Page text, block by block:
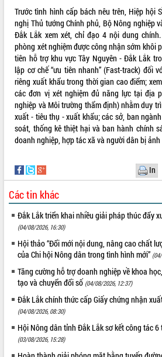
tại Nghĩa trang Liệt sĩ xã Sơn Hòa
Bàn giải pháp tháo gỡ khó khăn trong
xuất khẩu sầu riêng và triển khai quy
định EUDR
Thứ trưởng Bộ Nông nghiệp và Môi
trường Nguyễn Hoàng Hiệp khảo sát
vùng trồng và doanh nghiệp đóng gói
sầu riêng tại Đắk Lắk
Trình diễn nghệ thuật chế biến các
món ăn từ sầu riêng
Đắk Lắk công bố Quy hoạch và xúc
Ngành cá ngừ Đắk Lắk chủ động thích
ứng để giữ vững thị trường xuất khẩu
Diễn đàn Kinh tế tư nhân Việt Nam đột
Đề án 06 tạo bước ngoặt đột phá trong
cải cách hành chính tỉnh Đắk Lắk
Kết nối tour, đẩy mạnh chuyển đổi số
để phát triển du lịch Đắk Lắk
Khởi động Dự án Đầu tư xây dựng hạ
tầng kỹ thuật Cụm công nghiệp Tân
Tiến
Gặp mặt các cơ quan báo chí nhân Kỷ
niệm 101 năm Ngày Báo chí Cách
mạng Việt Nam
Đắk Lắk sơ kết 4 năm triển khai thực
LIÊN KẾT WEB
Hôm nay:
14916
Trước tình hình cấp bách nêu trên, Hiệp hội
nghị Thủ tướng Chính phủ, Bộ Nông nghiệp
Đắk Lắk xem xét, chỉ đạo 4 nội dung
phòng xét nghiệm được công nhận sớm khôi
tiên hỗ trợ khu vực Tây Nguyên - Đắk Lắk
lập cơ chế “ưu tiên nhanh” (Fast-track) đối
riêng xuất khẩu trong thời gian cao điểm;
các đơn vị xét nghiệm đủ năng lực tại địa
nghiệp và Môi trường thẩm định) nhằm duy
xuất - tiêu thụ - xuất khẩu; các sở, ban
soát, thống kê thiệt hại và ban hành chính
doanh nghiệp, hợp tác xã và người dân bị
In
Các tin khác
Đắk Lắk triển khai nhiều giải pháp thúc đẩy
(04/08/2026, 16:30)
Hội thảo “Đổi mới nội dung, nâng cao chất
của Chi hội Nông dân trong tình hình mới”
Tăng cường hỗ trợ doanh nghiệp về khoa
tạo và chuyển đổi số (04/08/2026, 12:37)
Đắk Lắk chính thức cấp Giấy chứng nhận
(04/08/2026, 08:30)
Hội Nông dân tỉnh Đắk Lắk sơ kết công tác
(03/08/2026, 15:28)